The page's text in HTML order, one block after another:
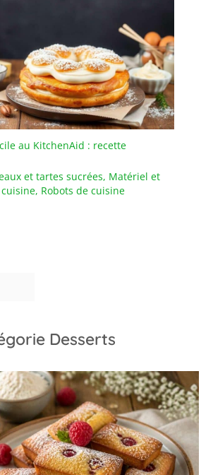
au KitchenAid : recette
et tartes sucrées, Matériel et
, Robots de cuisine
Desserts